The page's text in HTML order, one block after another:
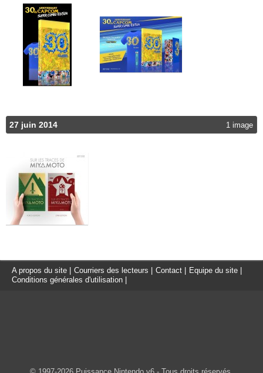
27 juin 2014 1 image
A propos du site Courriers des lecteurs Contact Equipe du site
Conditions générales d'utilisation